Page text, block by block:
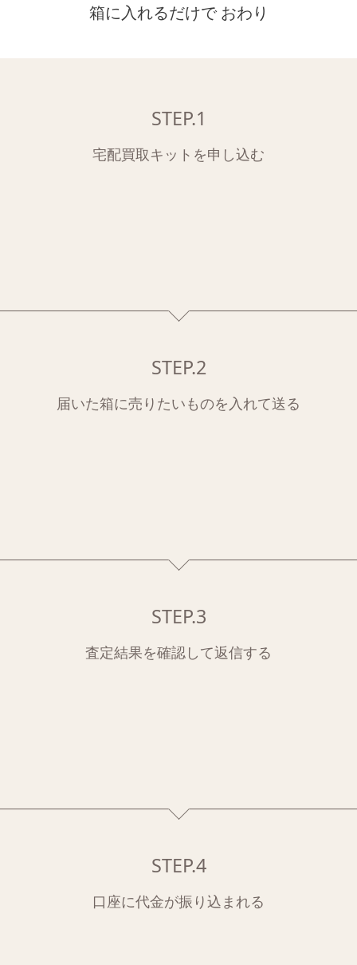
箱に入れるだけで おわり
STEP.1
宅配買取キットを申し込む
STEP.2
届いた箱に売りたいものを入れて送る
STEP.3
査定結果を確認して返信する
STEP.4
口座に代金が振り込まれる